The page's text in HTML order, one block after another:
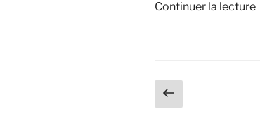
Continuer la lecture
Navigation
précédente